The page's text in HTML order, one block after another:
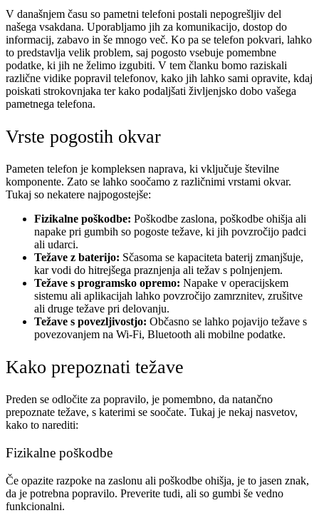
V današnjem času so pametni telefoni postali nepogrešljiv del
našega vsakdana. Uporabljamo jih za komunikacijo, dostop do
informacij, zabavo in še mnogo več. Ko pa se telefon pokvari, lahko
to predstavlja velik problem, saj pogosto vsebuje pomembne
podatke, ki jih ne želimo izgubiti. V tem članku bomo raziskali
različne vidike popravil telefonov, kako jih lahko sami opravite, kdaj
poiskati strokovnjaka ter kako podaljšati življenjsko dobo vašega
pametnega telefona.
Vrste pogostih okvar
Pameten telefon je kompleksen naprava, ki vključuje številne
komponente. Zato se lahko soočamo z različnimi vrstami okvar.
Tukaj so nekatere najpogostejše:
Fizikalne poškodbe: Poškodbe zaslona, poškodbe ohišja ali
napake pri gumbih so pogoste težave, ki jih povzročijo padci
ali udarci.
Težave z baterijo: Sčasoma se kapaciteta baterij zmanjšuje,
kar vodi do hitrejšega praznjenja ali težav s polnjenjem.
Težave s programsko opremo: Napake v operacijskem
sistemu ali aplikacijah lahko povzročijo zamrznitev, zrušitve
ali druge težave pri delovanju.
Težave s povezljivostjo: Občasno se lahko pojavijo težave s
povezovanjem na Wi-Fi, Bluetooth ali mobilne podatke.
Kako prepoznati težave
Preden se odločite za popravilo, je pomembno, da natančno
prepoznate težave, s katerimi se soočate. Tukaj je nekaj nasvetov,
kako to narediti:
Fizikalne poškodbe
Če opazite razpoke na zaslonu ali poškodbe ohišja, je to jasen znak,
da je potrebna popravilo. Preverite tudi, ali so gumbi še vedno
funkcionalni.